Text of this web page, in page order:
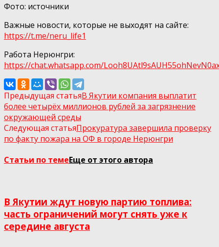
Фото: источники
Важные новости, которые не выходят на сайте:
https://t.me/neru_life1
Работа Нерюнгри:
https://chat.whatsapp.com/
Предыдущая статьяВ Якутии компания выплатит
более четырёх миллионов рублей за загрязнение
окружающей среды
Следующая статьяПрокуратура завершила проверку
по факту пожара на ОФ в городе Нерюнгри
Статьи по темеЕще от этого автора
В Якутии ждут новую партию топлива:
часть ограничений могут снять уже к
середине августа